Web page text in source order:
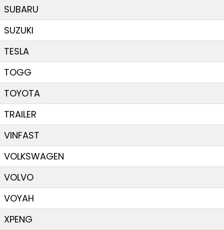
SUBARU
SUZUKI
TESLA
TOGG
TOYOTA
TRAILER
VINFAST
VOLKSWAGEN
VOLVO
VOYAH
XPENG